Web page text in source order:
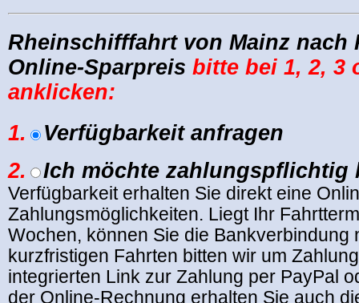
Rheinschifffahrt von Mainz nach
Online-Sparpreis bitte bei 1, 2, 3
anklicken:
1.
Verfügbarkeit anfragen
2.
Ich möchte zahlungspflichtig
Verfügbarkeit erhalten Sie direkt eine
Zahlungsmöglichkeiten. Liegt Ihr
Wochen, können Sie die Bankverbindung
kurzfristigen Fahrten bitten wir um
integrierten Link zur Zahlung per PayPal
der Online-Rechnung erhalten Sie auch